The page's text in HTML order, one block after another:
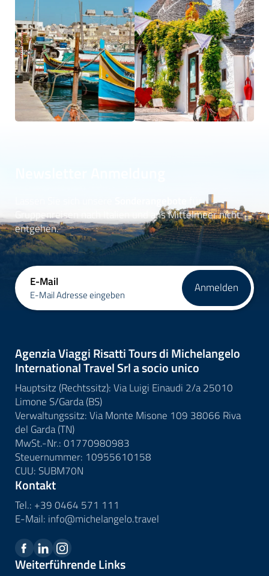
für
Gruppenreisen nach Italien und ans Mittelmeer nicht
entgehen.
E-Mail
E-Mail Adresse eingeben Anmelden
Agenzia Viaggi Risatti Tours di Michelangelo
International Travel Srl a socio unico
Hauptsitz (Rechtssitz): Via Luigi Einaudi 2/a 25010
Limone S/Garda (BS)
Verwaltungssitz: Via Monte Misone 109 38066 Riva
del Garda (TN)
MwSt.-Nr.: 01770980983
Steuernummer: 10955610158
CUU: SUBM70N
Kontakt
Tel.: +39 0464 571 111
E-Mail: info@michelangelo.travel
Weiterführende Links